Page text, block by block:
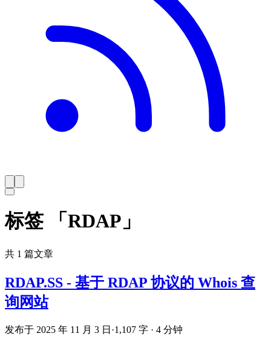
标签 「RDAP」
共 1 篇文章
RDAP.SS - 基于 RDAP 协议的 Whois 查
询网站
发布于 2025 年 11 月 3 日 ·1,107 字 · 4 分钟